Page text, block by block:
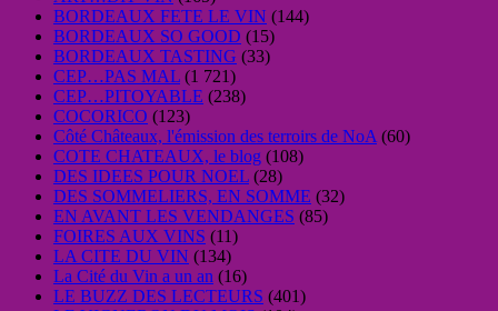
BORDEAUX FETE LE VIN (144)
BORDEAUX SO GOOD (15)
BORDEAUX TASTING (33)
CEP…PAS MAL (1 721)
CEP…PITOYABLE (238)
COCORICO (123)
Côté Châteaux, l'émission des terroirs de NoA (60)
COTE CHATEAUX, le blog (108)
DES IDEES POUR NOEL (28)
DES SOMMELIERS, EN SOMME (32)
EN AVANT LES VENDANGES (85)
FOIRES AUX VINS (11)
LA CITE DU VIN (134)
La Cité du Vin a un an (16)
LE BUZZ DES LECTEURS (401)